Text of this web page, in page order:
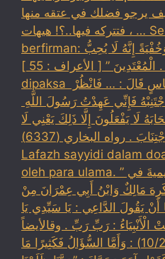
يرجو فضلك في عتقه منها
، فتتركه فيها..؟! هيهات … Sementara Allah telah
berfirman: ادْعُوا رَبَّكُمْ تَضَرُّعًاوَخُفْيَةً إِنَّهُ لَا يُحِبُّ
الْمُعْتَدِينَ ” [ الأعراف : 55 ] . – ada sajak yang
dipaksa ‏عَنْ‏‏عِكْرِمَةَ ‏، ‏عَنْ ‏ ‏ابْنِ عَبَّاسٍ ‏‏قَالَ : … فَانْظُرْ ‏‏
فَإِنِّي عَهِدْتُ رَسُولَ اللَّهِ
لَا يَفْعَلُونَ إِلَّا ذَلِكَ ‏‏يَعْنِي لَا
يَفْعَلُونَ إِلَّا ذَلِكَ ‏ ‏الِاجْتِنَابَ . رواه البخاري (6337) .
Lafazh sayyidi dalam
oleh para ulama. قال شيخُ الإسلامِ ابنُ تيميةَ في ”
207) : وَقَدْ كَرِهَ مَالِكٌ وَابْنُ أَبِي عِمْرَانَ مِنْ
أَنْ يَقُولَ الدَّاعِي : يَا سَيِّدِي يَا
الْأَنْبِيَاءُ : رَبِّ رَبِّ . وقالأيضاً
في ” الفتاوى ” (10/285) : وَأَمَّا السُّؤَالُ فَكَثِيرًا مَا